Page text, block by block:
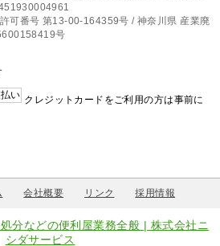
可番号 第13-00-164359号 / 神奈川県 産業廃
号
クレジットカードをご利用の方は事前に
会社概要 リンク 採用情報